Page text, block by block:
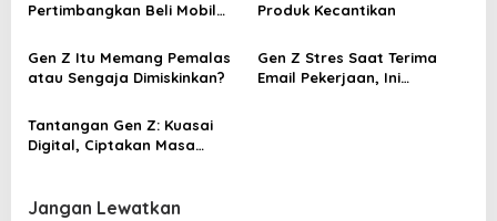
o
s
Pertimbangkan Beli Mobil
Produk Kecantikan
Gen Z Itu Memang Pemalas
atau Sengaja Dimiskinkan?
Gen Z Stres Saat Terima
Email Pekerjaan, Ini
Tantangan Gen Z: Kuasai
Digital, Ciptakan Masa
Jangan Lewatkan